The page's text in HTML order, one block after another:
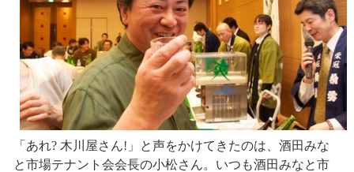
「あれ? 木川屋さん!」と声をかけてきたのは、酒田みな
と市場テナント会会長の小松さん。いつも酒田みなと市